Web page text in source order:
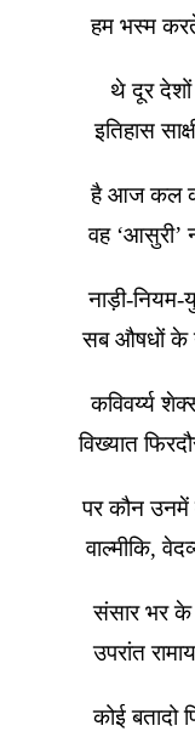
हम भस्म
थे दूर
इतिहास
है आज कल की
वह ‘आसुरी’
नाड़ी-नियम-
सब औषधों के
कविवर्य्य
विख्यात
पर कौन
वाल्मीकि,
संसार भर के
उपरांत
कोई बतादो